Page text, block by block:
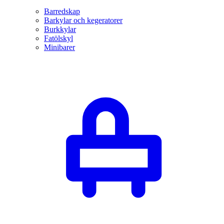
Barredskap
Barkylar och kegeratorer
Burkkylar
Fatölskyl
Minibarer